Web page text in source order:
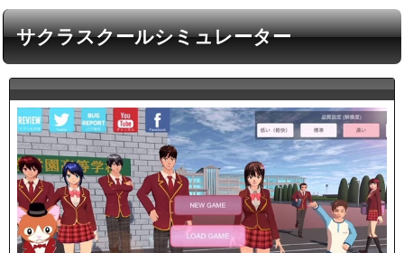
サクラスクールシミュレーター